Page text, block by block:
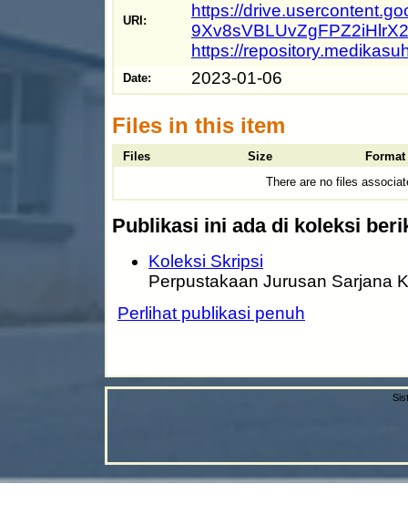
URI:
https://
https://
Date: 2023-01-06
Files in this item
Files Size
Format
There are no files
Publikasi ini ada di koleksi
Koleksi Skripsi
Perpustakaan Jurusan Sarjana
Perlihat publikasi penuh